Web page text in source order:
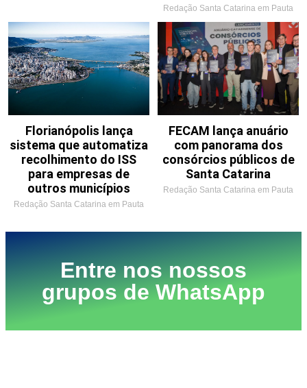
Redação Santa Catarina em Pauta
Florianópolis lança
sistema que automatiza
recolhimento do ISS
para empresas de
outros municípios
Redação Santa Catarina em Pauta
FECAM lança anuário
com panorama dos
consórcios públicos de
Santa Catarina
Redação Santa Catarina em Pauta
Entre nos nossos
grupos de WhatsApp